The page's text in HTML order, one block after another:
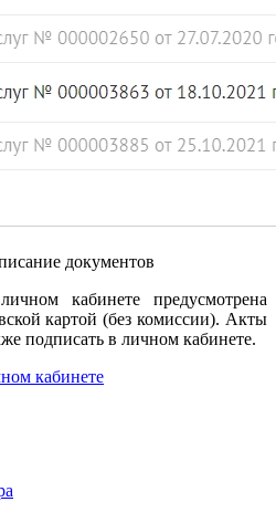
документов
кабинете предусмотрена
картой (без комиссии). Акты
подписать в личном кабинете.
кабинете